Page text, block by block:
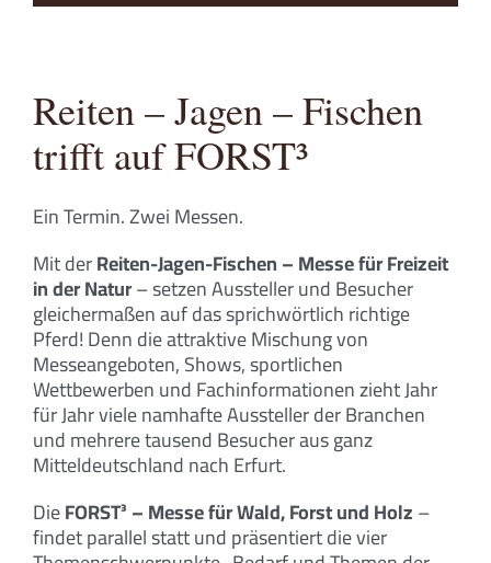
Reiten – Jagen – Fischen
trifft auf FORST³
Ein Termin. Zwei Messen.
Mit derReiten-Jagen-Fischen – Messe für Freizeit
in der Natur– setzen Aussteller und Besucher
gleichermaßen auf das sprichwörtlich richtige
Pferd! Denn die attraktive Mischung von
Messeangeboten, Shows, sportlichen
Wettbewerben und Fachinformationen zieht Jahr
für Jahr viele namhafte Aussteller der Branchen
und mehrere tausend Besucher aus ganz
Mitteldeutschland nach Erfurt.
DieFORST³ – Messe für Wald, Forst und Holz–
findet parallel statt und präsentiert die vier